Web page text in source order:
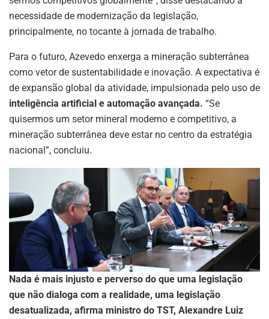
necessidade de modernização da legislação,
principalmente, no tocante à jornada de trabalho.
Para o futuro, Azevedo enxerga a mineração subterrânea
como vetor de sustentabilidade e inovação. A expectativa é
de expansão global da atividade, impulsionada pelo uso de
inteligência artificial e automação avançada. “Se
quisermos um setor mineral moderno e competitivo, a
mineração subterrânea deve estar no centro da estratégia
nacional”, concluiu.
Nada é mais injusto e perverso do que uma legislação
que não dialoga com a realidade, uma legislação
desatualizada, afirma ministro do TST, Alexandre Luiz